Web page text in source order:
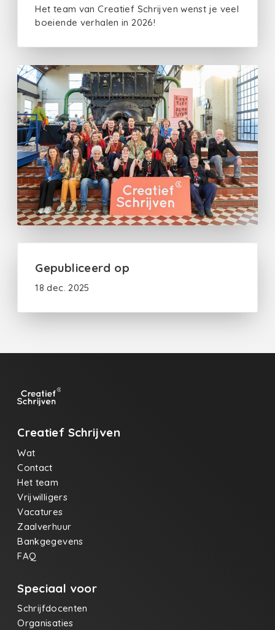
Het team van Creatief Schrijven wenst je veel
boeiende verhalen in 2026!
Gepubliceerd op
18 dec. 2025
Creatief Schrijven
Wat
Contact
Het team
Vrijwilligers
Vacatures
Zaalverhuur
Bankgegevens
FAQ
Speciaal voor
Schrijfdocenten
Organisaties